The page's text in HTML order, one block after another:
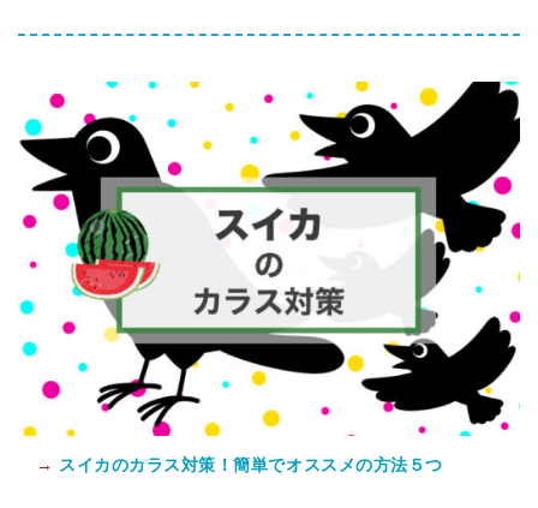
→ スイカのカラス対策！簡単でオススメの方法５つ